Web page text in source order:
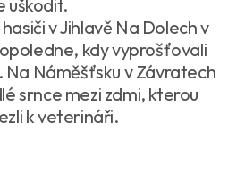
uškodit.
v Jihlavě Na Dolech v
kdy vyprošťovali
Na Náměšťsku v Závratech
srnce mezi zdmi, kterou
k veterináři.